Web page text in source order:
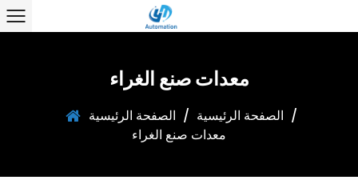
معدات صنع الغراء
الصفحة الرئيسية / الصفحة الرئيسية /
معدات صنع الغراء